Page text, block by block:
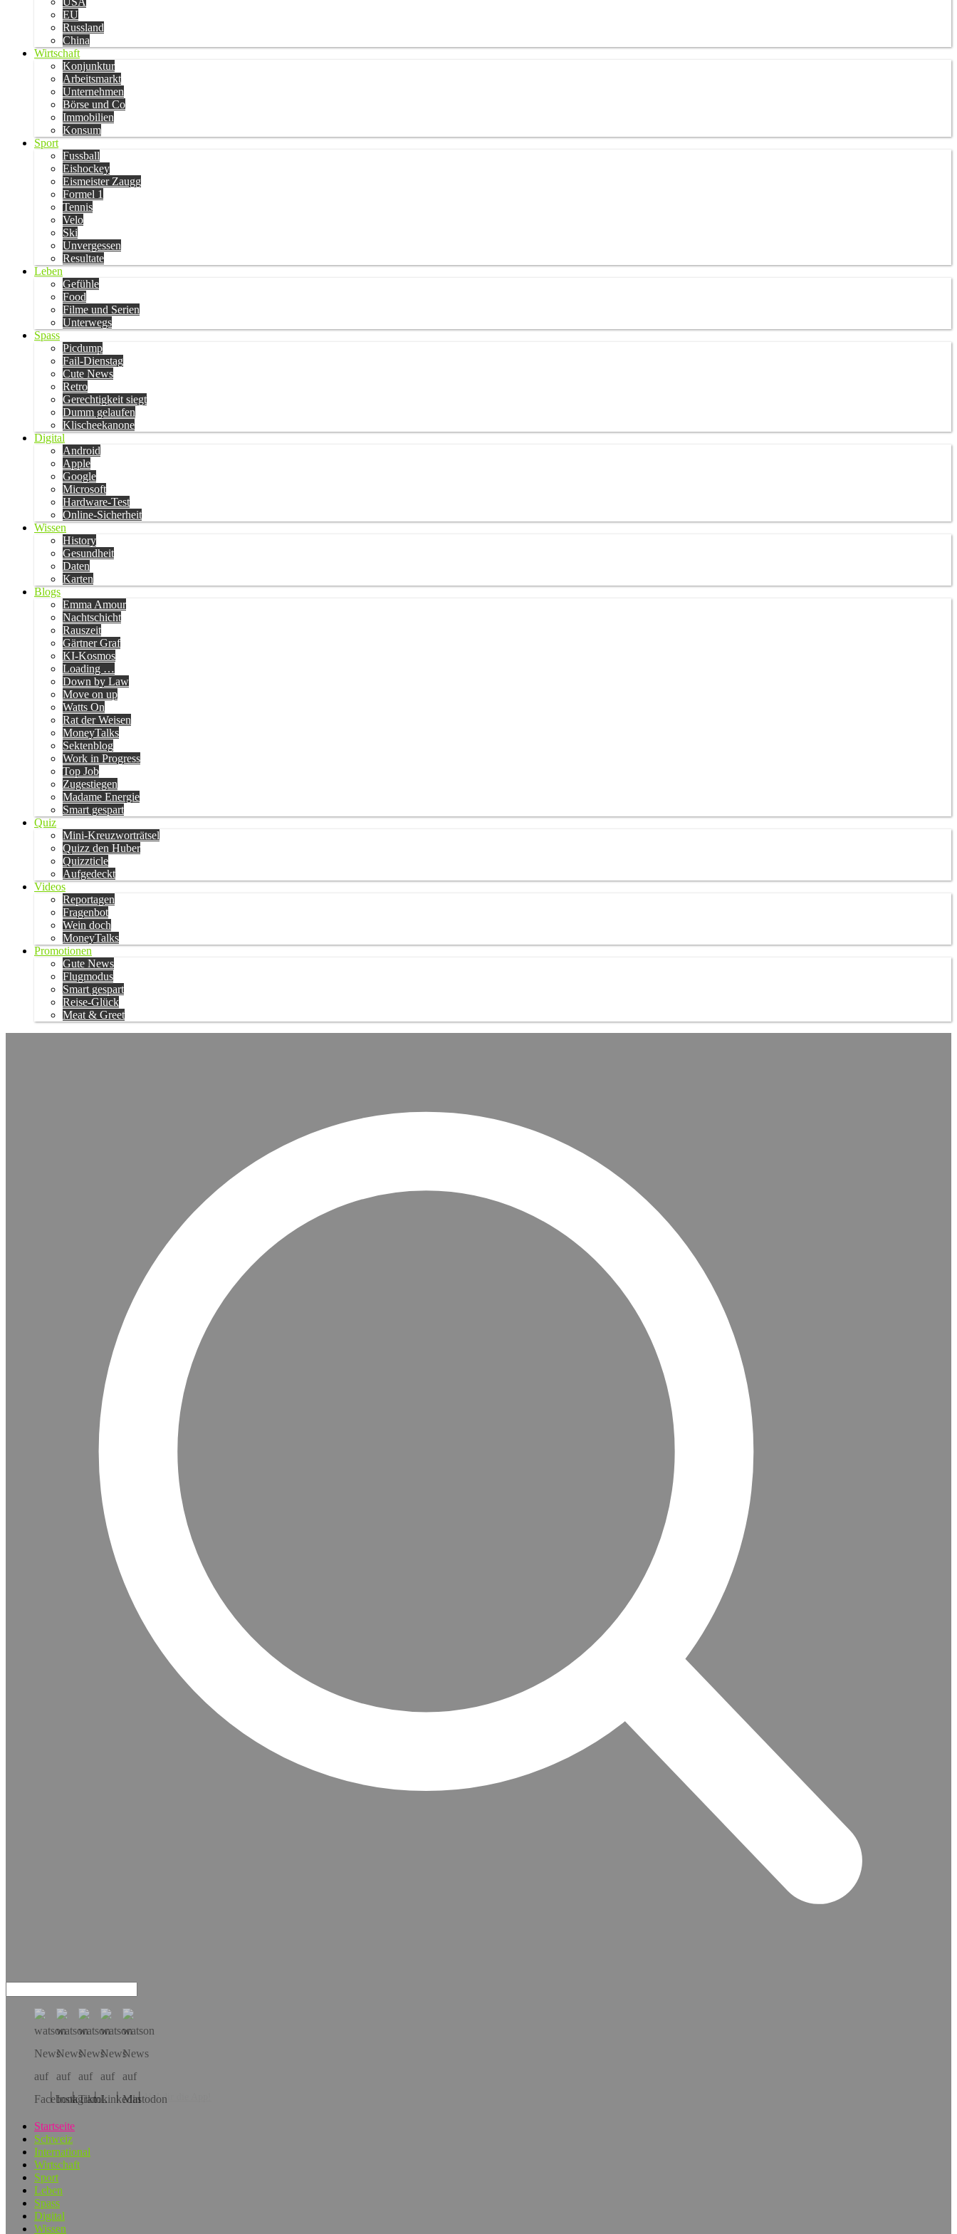
EU
Russland
China
Wirtschaft
Konjunktur
Arbeitsmarkt
Unternehmen
Börse und Co
Immobilien
Konsum
Sport
Fussball
Eishockey
Eismeister Zaugg
Formel 1
Tennis
Velo
Ski
Unvergessen
Resultate
Leben
Gefühle
Food
Filme und Serien
Unterwegs
Spass
Picdump
Fail-Dienstag
Cute News
Retro
Gerechtigkeit siegt
Dumm gelaufen
Klischeekanone
Digital
Android
Apple
Google
Microsoft
Hardware-Test
Online-Sicherheit
Wissen
History
Gesundheit
Daten
Karten
Blogs
Emma Amour
Nachtschicht
Rauszeit
Gärtner Graf
KI-Kosmos
Loading …
Down by Law
Move on up
Watts On
Rat der Weisen
MoneyTalks
Sektenblog
Work in Progress
Top Job
Zugestiegen
Madame Energie
Smart gespart
Quiz
Mini-Kreuzworträtsel
Quizz den Huber
Quizzticle
Aufgedeckt
Videos
Reportagen
Fragenbot
Wein doch
MoneyTalks
Promotionen
Gute News
Flugmodus
Smart gespart
Reise-Glück
Meat & Greet
Hol dir die App!
Startseite
Schweiz
International
Wirtschaft
Sport
Leben
Spass
Digital
Wissen